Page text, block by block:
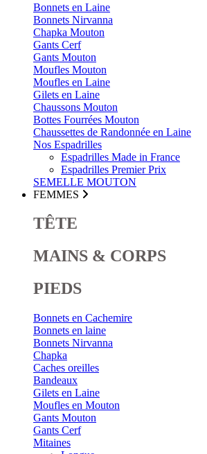
Bonnets en Laine
Bonnets Nirvanna
Chapka Mouton
Gants Cerf
Gants Mouton
Moufles Mouton
Moufles en Laine
Gilets en Laine
Chaussons Mouton
Bottes Fourrées Mouton
Chaussettes de Randonnée en Laine
Nos Espadrilles
Espadrilles Made in France
Espadrilles Premier Prix
SEMELLE MOUTON
FEMMES
TÊTE
MAINS & CORPS
PIEDS
Bonnets en Cachemire
Bonnets en laine
Bonnets Nirvanna
Chapka
Caches oreilles
Bandeaux
Gilets en Laine
Moufles en Mouton
Gants Mouton
Gants Cerf
Mitaines